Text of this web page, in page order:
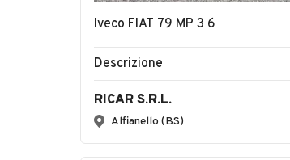
Iveco FIAT 79 MP 3 6
Descrizione
RICAR S.R.L.
Alfianello (BS)